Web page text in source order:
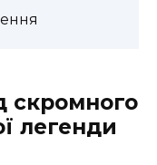
скромного
легенди